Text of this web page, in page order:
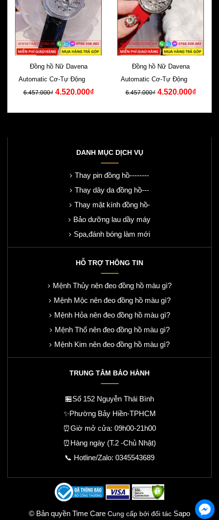
Đồng hồ Nữ Davena
Automatic Cơ-Tự Động Dây
Da Đen Swarovski
6.457.000₫ 4.520.000₫
Đồng hồ Nữ Davena
Automatic Cơ-Tự Động Dây
Da Đỏ Swarovski
6.457.000₫ 4.520.000₫
DANH MỤC DỊCH VỤ
Thay pin đồng hồ--------
Thay dây da đồng hồ---
Thay mặt kính đồng hồ-
Bảo dưỡng lau dầy máy
Spa,đánh bóng làm mới
HỖ TRỢ THÔNG TIN
Mệnh Thủy nên đeo đồng hồ màu gì?
Mệnh Mộc nên đeo đồng hồ màu gì?
Mệnh Hỏa nên đeo đồng hồ màu gì?
Mệnh Thổ nên đeo đồng hồ màu gì?
Mệnh Kim nên đeo đồng hồ màu gì?
TRUNG TÂM BẢO HÀNH
🏪Số 152 Nguyễn Thái Bình
✨Phường Bảy Hiền-TPHCM
⏰Giờ mở cửa: 09h00-21h00
⏰Hàng ngày (T.2 -Chủ Nhật)
📞 Hotline/Zalo: 0345543689
© Bản quyền Time Care Cung cấp bởi đối tác Sapo